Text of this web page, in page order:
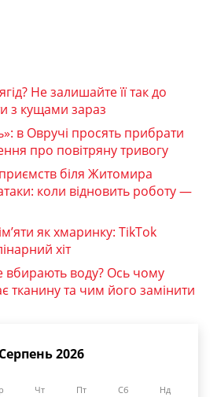
Не залишайте її так до
з кущами зараз
в Овручі просять прибрати
про повітряну тривогу
біля Житомира
коли відновить роботу —
як хмаринку: TikTok
хіт
вбирають воду? Ось чому
тканину та чим його замінити
Серпень 2026
Чт Пт Сб Нд